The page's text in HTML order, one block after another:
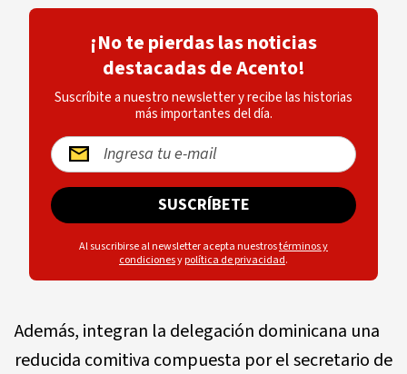
¡No te pierdas las noticias
destacadas de Acento!
Suscríbite a nuestro newsletter y recibe las historias
más importantes del día.
SUSCRÍBETE
Al suscribirse al newsletter acepta nuestrostérminos y
condicionesypolítica de privacidad.
Además, integran la delegación dominicana una
reducida comitiva compuesta por el secretario de